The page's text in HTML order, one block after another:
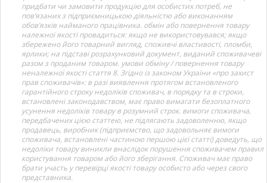
придбати чи замовити продукцію для особистих потреб, не
пов’язаних з підприємницькою діяльністю або виконанням
обов’язків найманого працівника. обмін або повернення товару
належної якості провадиться: якщо не використовувався; якщо
збережено його товарний вигляд, споживчі властивості, пломби,
ярлики; на підставі розрахунковий документ, виданий споживачеві
разом з проданим товаром. умови обміну / повернення товару
неналежної якості стаття 8. Згідно із законом України «про захист
прав споживачів»: в разі виявлення протягом встановленого
гарантійного строку недоліків споживач, в порядку та в строки,
встановлені законодавством, має право вимагати безоплатного
усунення недоліків товару в розумний строк. вимоги споживача,
передбачених цією статтею, не підлягають задоволенню, якщо
продавець, виробник (підприємство, що задовольняє вимоги
споживача, встановлені частиною першою цієї статті) доведуть, що
недоліки товару виникли внаслідок порушення споживачем правил
користування товаром або його зберігання. Споживач має право
брати участь у перевірці якості товару особисто або через свого
представника.